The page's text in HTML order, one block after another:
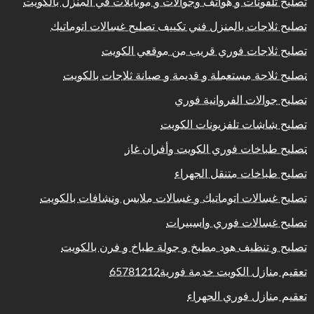
تصليح ثلاجات بالمنزل فني تكييف تصليح غسالات اتوماتيك
تصليح ثلاجات فوري قريب من موقعي الكويت
تصليح ثلاجة مستعملة و قديمة و صيانة ثلاجات بالكويت
تصليح جوالات الفروانية فوري
تصليح شاشات تلفزيونات الكويت
تصليح طباخات فوري الكويت وأفران غاز
تصليح طباخات متنقل الجهراء
تصليح غسالات اتوماتيك و غسالات ملابس ونشافات بالكويت
تصليح غسالات فوري واسبيرات
تصليح و تنظيف هود مطبخ و جولة طباخ و فرن بالكويت
تعقيم منازل الكويت خدمة فورية65781212
تعقيم منازل فوري الجهراء